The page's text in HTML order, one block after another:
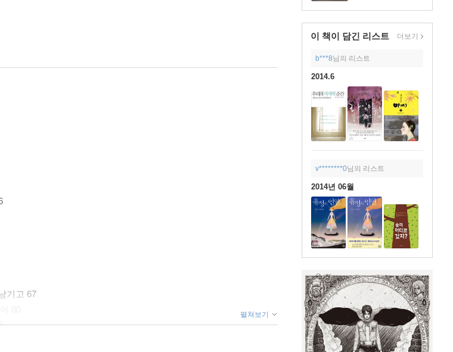
이 책이 담긴 리스트 더보기
b***8님의 리스트
2014.6
v********0님의 리스트
2014년 06월
기고 67
펼쳐보기